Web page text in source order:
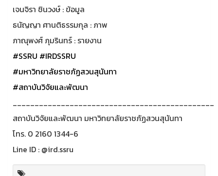
เจนจิรา ชินวงษ์ : ข้อมูล
ธนัญญา ศานติธรรมกุล : ภาพ
ภาณุพงศ์ ภุมรินทร์ : รายงาน
#SSRU #IRDSSRU
#มหาวิทยาลัยราชภัฏสวนสุนันทา
#สถาบันวิจัยและพัฒนา
______________________________________________
สถาบันวิจัยและพัฒนา มหาวิทยาลัยราชภัฏสวนสุนันทา
โทร. 0 2160 1344-6
Line ID : @ird.ssru